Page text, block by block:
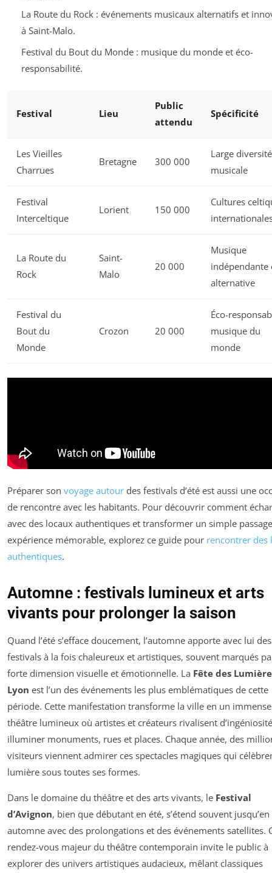
La Route du Rock : événements musicaux alternatifs et
à Saint-Malo.
Festival du Bout du Monde : musique du monde et éco-
responsabilité.
Festival Lieu
Public
attendu
Spécificité
Les Vieilles
Charrues
Bretagne 300 000
Large diversité
musicale
Festival
Interceltique
Lorient 150 000
Cultures
La Route du
Rock
Saint-
Malo
20 000
Musique
indépendante
alternative
Festival du
Bout du
Monde
Crozon 20 000
Éco-
musique du
monde
Préparer son voyage autour des festivals d’été est aussi une
de rencontre avec les habitants. Pour découvrir comment
avec des locaux authentiques et transformer un simple
expérience mémorable, explorez ce guide pour rencontrer des
authentiques.
Automne : festivals lumineux et arts
vivants pour prolonger la saison
Quand l’été s’efface doucement, l’automne apporte avec lui des
festivals à la fois chaleureux et artistiques, souvent marqués
forte dimension visuelle et émotionnelle. La Fête des
Lyon est l’un des événements les plus emblématiques de cette
période. Cette manifestation transforme la ville en un immense
théâtre lumineux où artistes et créateurs rivalisent
illuminer monuments, rues et places. Chaque année, des
visiteurs viennent admirer ces spectacles magiques qui
lumière sous toutes ses formes.
Dans le domaine du théâtre et des arts vivants, le Festival
d’Avignon, bien que débutant en été, s’étend souvent jusqu’en
automne avec des prolongations et des événements satellites.
rendez-vous majeur du théâtre contemporain invite le public à
explorer des univers artistiques audacieux, mêlant classiques